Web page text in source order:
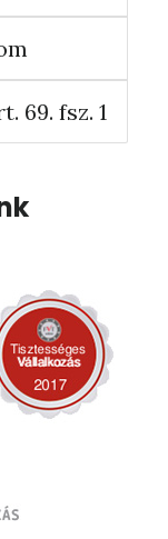
69. fsz. 1